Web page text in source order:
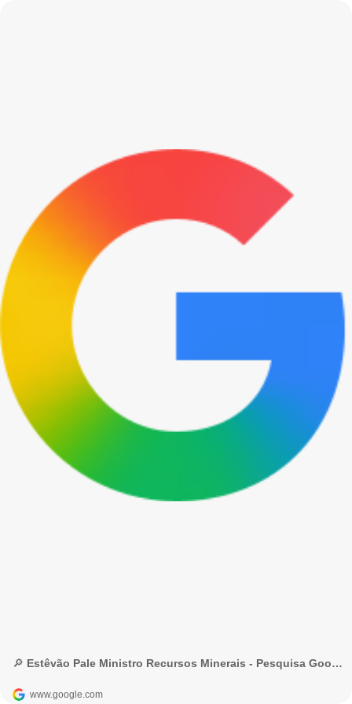
🔎 Estêvão Pale Ministro Recursos Minerais - Pesquisa Google
www.google.com